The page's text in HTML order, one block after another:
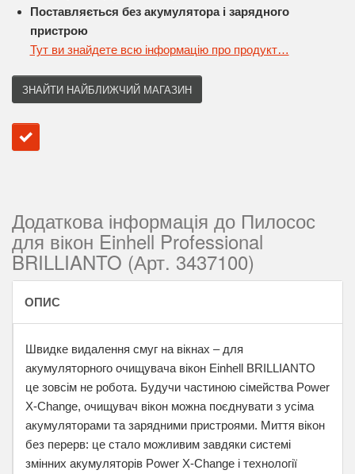
Поставляється без акумулятора і зарядного
пристрою
Тут ви знайдете всю інформацію про продукт…
ЗНАЙТИ НАЙБЛИЖЧИЙ МАГАЗИН
Додаткова інформація до Пилосос
для вікон Einhell Professional
BRILLIANTO (Арт. 3437100)
ОПИС
Швидке видалення смуг на вікнах – для
акумуляторного очищувача вікон Einhell BRILLIANTO
це зовсім не робота. Будучи частиною сімейства Power
X-Change, очищувач вікон можна поєднувати з усіма
акумуляторами та зарядними пристроями. Миття вікон
без перерв: це стало можливим завдяки системі
змінних акумуляторів Power X-Change і технології